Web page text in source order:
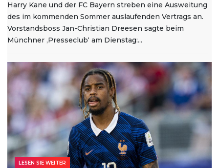
Harry Kane und der FC Bayern streben eine Ausweitung
des im kommenden Sommer auslaufenden Vertrags an.
Vorstandsboss Jan-Christian Dreesen sagte beim
Münchner ‚Presseclub‘ am Dienstag:...
LESEN SIE WEITER